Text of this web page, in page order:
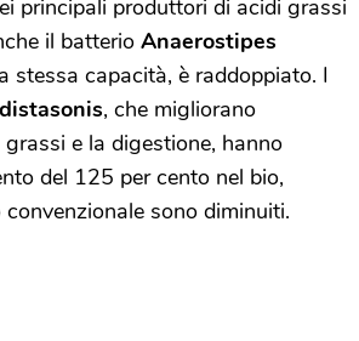
principali produttori di acidi grassi
il batterio Anaerostipes
stessa capacità, è raddoppiato. I
, che migliorano
grassi e la digestione, hanno
del 125 per cento nel bio,
sono diminuiti.